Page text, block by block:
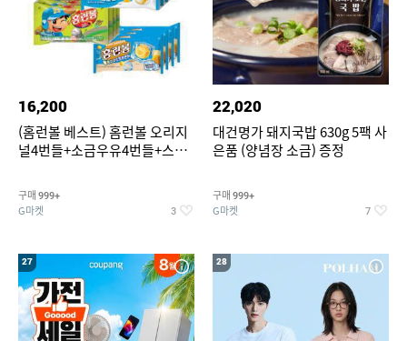
16,200
(홈런볼 베스트) 홈런볼 오리지
널4번들+소금우유4번들+스윗
콘맛4번들
구매 999+
G마켓 3
22,020
대건명가 돼지국밥 630g 5팩 사
은품 (양념장 소금) 증정
구매 999+
G마켓 7
27 28